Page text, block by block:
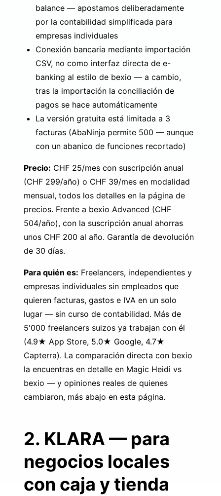
balance — apostamos deliberadamente
por la contabilidad simplificada para
empresas individuales
Conexión bancaria mediante importación
CSV, no como interfaz directa de e-
banking al estilo de bexio — a cambio,
tras la importación la conciliación de
pagos se hace automáticamente
La versión gratuita está limitada a 3
facturas (AbaNinja permite 500 — aunque
con un abanico de funciones recortado)
Precio: CHF 25/mes con suscripción anual
(CHF 299/año) o CHF 39/mes en modalidad
mensual, todos los detalles en la página de
precios. Frente a bexio Advanced (CHF
504/año), con la suscripción anual ahorras
unos CHF 200 al año. Garantía de devolución
de 30 días.
Para quién es: Freelancers, independientes y
empresas individuales sin empleados que
quieren facturas, gastos e IVA en un solo
lugar — sin curso de contabilidad. Más de
5'000 freelancers suizos ya trabajan con él
(4.9★ App Store, 5.0★ Google, 4.7★
Capterra). La comparación directa con bexio
la encuentras en detalle en Magic Heidi vs
bexio — y opiniones reales de quienes
cambiaron, más abajo en esta página.
2. KLARA — para
negocios locales
con caja y tienda